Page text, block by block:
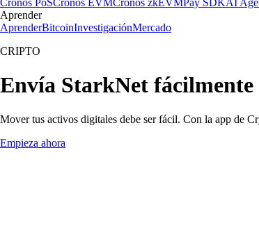
Cronos PoSCronos EVMCronos zkEVMPay SDKAI
Aprender
AprenderBitcoinInvestigaciónMercado
CRIPTO
Envía StarkNet fácilmente
Mover tus activos digitales debe ser fácil. Con la app de
Empieza ahora